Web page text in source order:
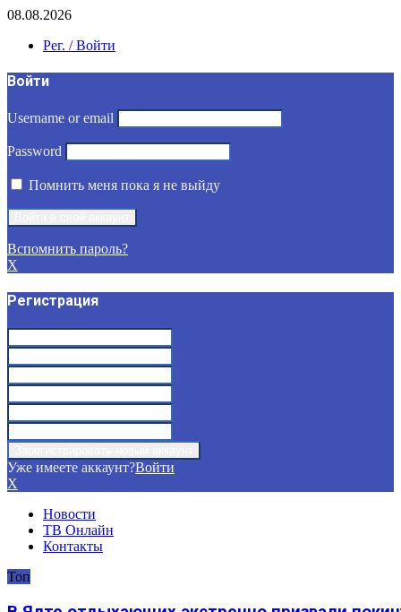
08.08.2026
Рег. / Войти
Войти
Username or email
Password
Помнить меня пока я не выйду
Вспомнить пароль?
X
Регистрация
Уже имеете аккаунт?Войти
X
Новости
ТВ Онлайн
Контакты
Топ